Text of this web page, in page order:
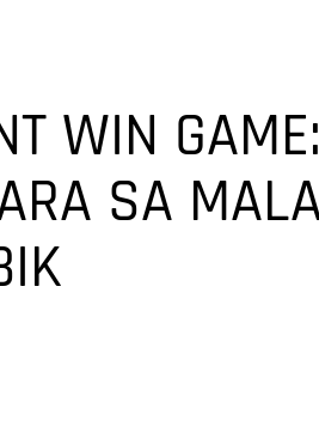
WIN
SA